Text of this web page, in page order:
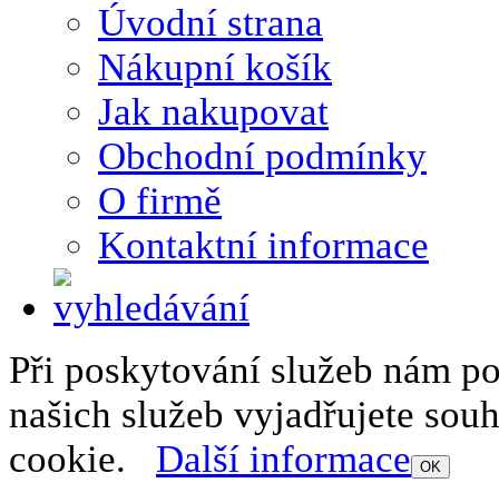
Úvodní strana
Nákupní košík
Jak nakupovat
Obchodní podmínky
O firmě
Kontaktní informace
Při poskytování služeb nám
našich služeb vyjadřujete
cookie. Další informace